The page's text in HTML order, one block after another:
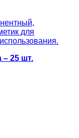
для
– 25 шт.